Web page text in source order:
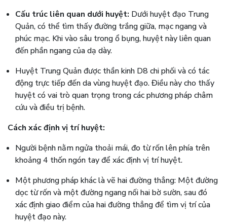
Cấu trúc liên quan dưới huyệt: Dưới huyệt đạo Trung
Quản, có thể tìm thấy đường trắng giữa, mạc ngang và
phúc mạc. Khi vào sâu trong ổ bụng, huyệt này liên quan
đến phần ngang của dạ dày.
Huyệt Trung Quản được thần kinh D8 chi phối và có tác
động trực tiếp đến da vùng huyệt đạo. Điều này cho thấy
huyệt có vai trò quan trọng trong các phương pháp châm
cứu và điều trị bệnh.
Cách xác định vị trí huyệt:
Người bệnh nằm ngửa thoải mái, đo từ rốn lên phía trên
khoảng 4 thốn ngón tay để xác định vị trí huyệt.
Một phương pháp khác là vẽ hai đường thẳng: Một đường
dọc từ rốn và một đường ngang nối hai bờ sườn, sau đó
xác định giao điểm của hai đường thẳng để tìm vị trí của
huyệt đạo này.